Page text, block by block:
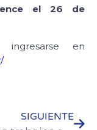
el 26 de
en
SIGUIENTE